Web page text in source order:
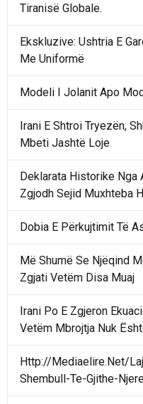
Tiranisë Globale.
Ekskluzive: Ushtria E
Me Uniformë
Modeli I Jolanit Apo
Irani E Shtroi Tryezën,
Mbeti Jashtë Loje
Deklarata Historike Nga
Zgjodh Sejid Muxhteba
Dobia E Përkujtimit Të
Më Shumë Se Njëqind
Zgjati Vetëm Disa Muaj
Irani Po E Zgjeron
Vetëm Mbrojtja Nuk
Http://Mediaelire.Net/
Shembull-Te-Gjithe-